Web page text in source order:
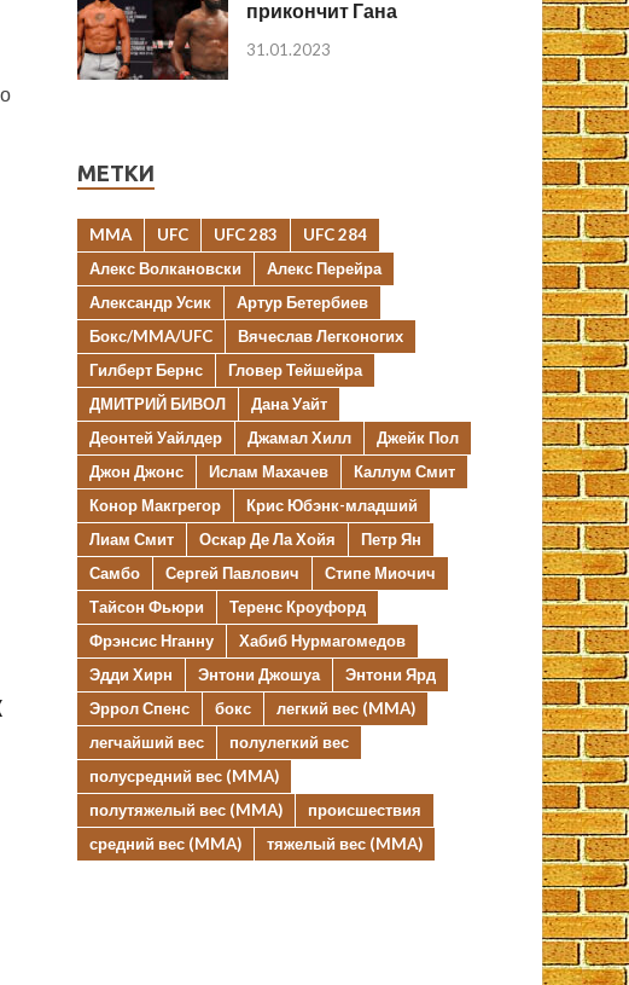
прикончит Гана
31.01.2023
МЕТКИ
MMA UFC UFC 283
UFC 284
Алекс Волкановски
Алекс Перейра
Александр Усик
Артур Бетербиев
Бокс/MMA/UFC
Вячеслав Легконогих
Гилберт Бернс
Гловер Тейшейра
ДМИТРИЙ БИВОЛ
Дана Уайт
Деонтей Уайлдер
Джамал Хилл
Джейк Пол
Джон Джонс
Ислам Махачев
Каллум Смит
Конор Макгрегор
Крис Юбэнк-младший
Лиам Смит
Оскар Де Ла Хойя
Петр Ян
Самбо
Сергей Павлович
Стипе Миочич
Тайсон Фьюри
Теренс Кроуфорд
Фрэнсис Нганну
Хабиб Нурмагомедов
Эдди Хирн
Энтони Джошуа
Энтони Ярд
Эррол Спенс
бокс
легкий вес (MMA)
легчайший вес
полулегкий вес
полусредний вес (MMA)
полутяжелый вес (MMA)
происшествия
средний вес (MMA)
тяжелый вес (MMA)